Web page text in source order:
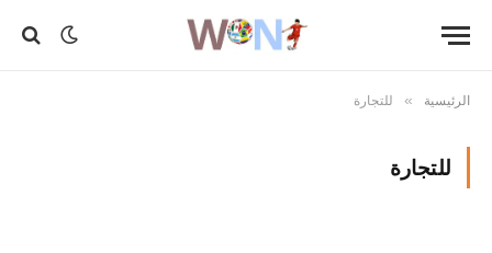
الرئيسية » للتجارة
للتجارة